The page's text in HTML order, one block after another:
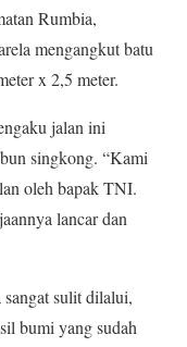
Rumbia,
mengangkut batu
x 2,5 meter.
jalan ini
singkong. “Kami
oleh bapak TNI.
lancar dan
sulit dilalui,
bumi yang sudah